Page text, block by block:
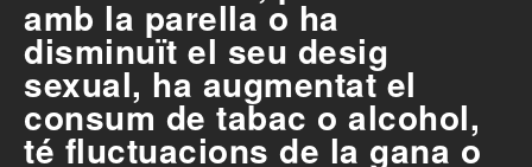
amb la parella o ha
disminuït el seu desig
sexual, ha augmentat el
consum de tabac o alcohol,
té fluctuacions de la gana o